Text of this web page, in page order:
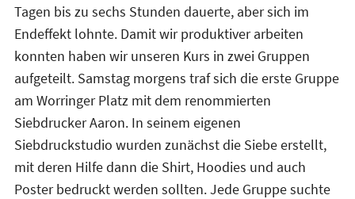
Tagen bis zu sechs Stunden dauerte, aber sich im
Endeffekt lohnte. Damit wir produktiver arbeiten
konnten haben wir unseren Kurs in zwei Gruppen
aufgeteilt. Samstag morgens traf sich die erste Gruppe
am Worringer Platz mit dem renommierten
Siebdrucker Aaron. In seinem eigenen
Siebdruckstudio wurden zunächst die Siebe erstellt,
mit deren Hilfe dann die Shirt, Hoodies und auch
Poster bedruckt werden sollten. Jede Gruppe suchte